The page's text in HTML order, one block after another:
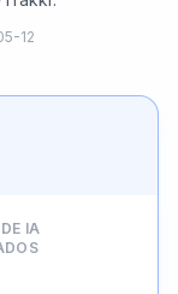
12
IA